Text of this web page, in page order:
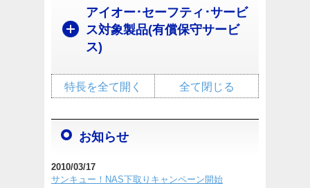
アイオー･セーフティ･サービ
ス対象製品(有償保守サービ
ス)
全て閉じる
特長を全て開く
お知らせ
2010/03/17
サンキュー！NAS下取りキャンペーン開始